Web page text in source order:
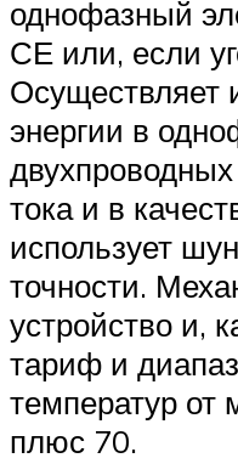
однофазный
СЕ или, если
Осуществляет
энергии в
тока и в
использует
точности.
устройство и,
тариф и
температур от
плюс 70.